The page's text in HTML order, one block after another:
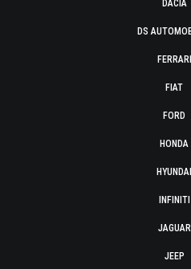
DACIA
DS
FERRARI
FIAT
FORD
HONDA
HYUNDAI
INFINITI
JAGUAR
JEEP